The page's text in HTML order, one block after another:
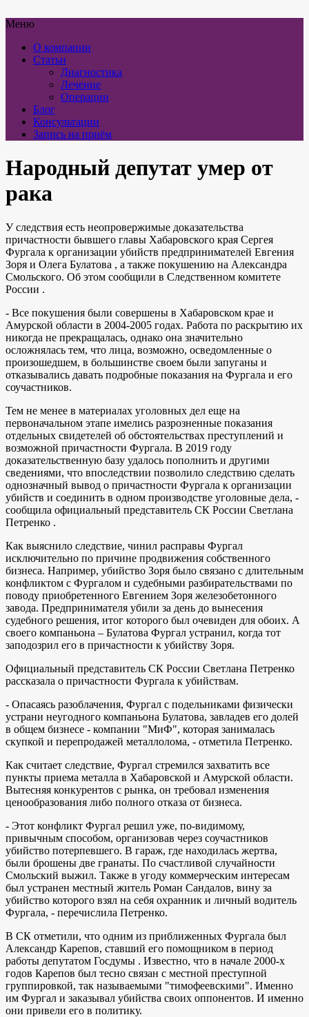
Меню
О компании
Статьи
Диагностика
Лечение
Операции
Блог
Консультации
Запись на приём
Народный депутат умер от
рака
У следствия есть неопровержимые доказательства
причастности бывшего главы Хабаровского края Сергея
Фургала к организации убийств предпринимателей Евгения
Зоря и Олега Булатова , а также покушению на Александра
Смольского. Об этом сообщили в Следственном комитете
России .
- Все покушения были совершены в Хабаровском крае и
Амурской области в 2004-2005 годах. Работа по раскрытию их
никогда не прекращалась, однако она значительно
осложнялась тем, что лица, возможно, осведомленные о
произошедшем, в большинстве своем были запуганы и
отказывались давать подробные показания на Фургала и его
соучастников.
Тем не менее в материалах уголовных дел еще на
первоначальном этапе имелись разрозненные показания
отдельных свидетелей об обстоятельствах преступлений и
возможной причастности Фургала. В 2019 году
доказательственную базу удалось пополнить и другими
сведениями, что впоследствии позволило следствию сделать
однозначный вывод о причастности Фургала к организации
убийств и соединить в одном производстве уголовные дела, -
сообщила официальный представитель СК России Светлана
Петренко .
Как выяснило следствие, чинил расправы Фургал
исключительно по причине продвижения собственного
бизнеса. Например, убийство Зоря было связано с длительным
конфликтом с Фургалом и судебными разбирательствами по
поводу приобретенного Евгением Зоря железобетонного
завода. Предпринимателя убили за день до вынесения
судебного решения, итог которого был очевиден для обоих. А
своего компаньона – Булатова Фургал устранил, когда тот
заподозрил его в причастности к убийству Зоря.
Официальный представитель СК России Светлана Петренко
рассказала о причастности Фургала к убийствам.
- Опасаясь разоблачения, Фургал с подельниками физически
устрани неугодного компаньона Булатова, завладев его долей
в общем бизнесе - компании "МиФ", которая занималась
скупкой и перепродажей металлолома, - отметила Петренко.
Как считает следствие, Фургал стремился захватить все
пункты приема металла в Хабаровской и Амурской области.
Вытесняя конкурентов с рынка, он требовал изменения
ценообразования либо полного отказа от бизнеса.
- Этот конфликт Фургал решил уже, по-видимому,
привычным способом, организовав через соучастников
убийство потерпевшего. В гараж, где находилась жертва,
были брошены две гранаты. По счастливой случайности
Смольский выжил. Также в угоду коммерческим интересам
был устранен местный житель Роман Сандалов, вину за
убийство которого взял на себя охранник и личный водитель
Фургала, - перечислила Петренко.
В СК отметили, что одним из приближенных Фургала был
Александр Карепов, ставший его помощником в период
работы депутатом Госдумы . Известно, что в начале 2000-х
годов Карепов был тесно связан с местной преступной
группировкой, так называемыми "тимофеевскими". Именно
им Фургал и заказывал убийства своих оппонентов. И именно
они привели его в политику.